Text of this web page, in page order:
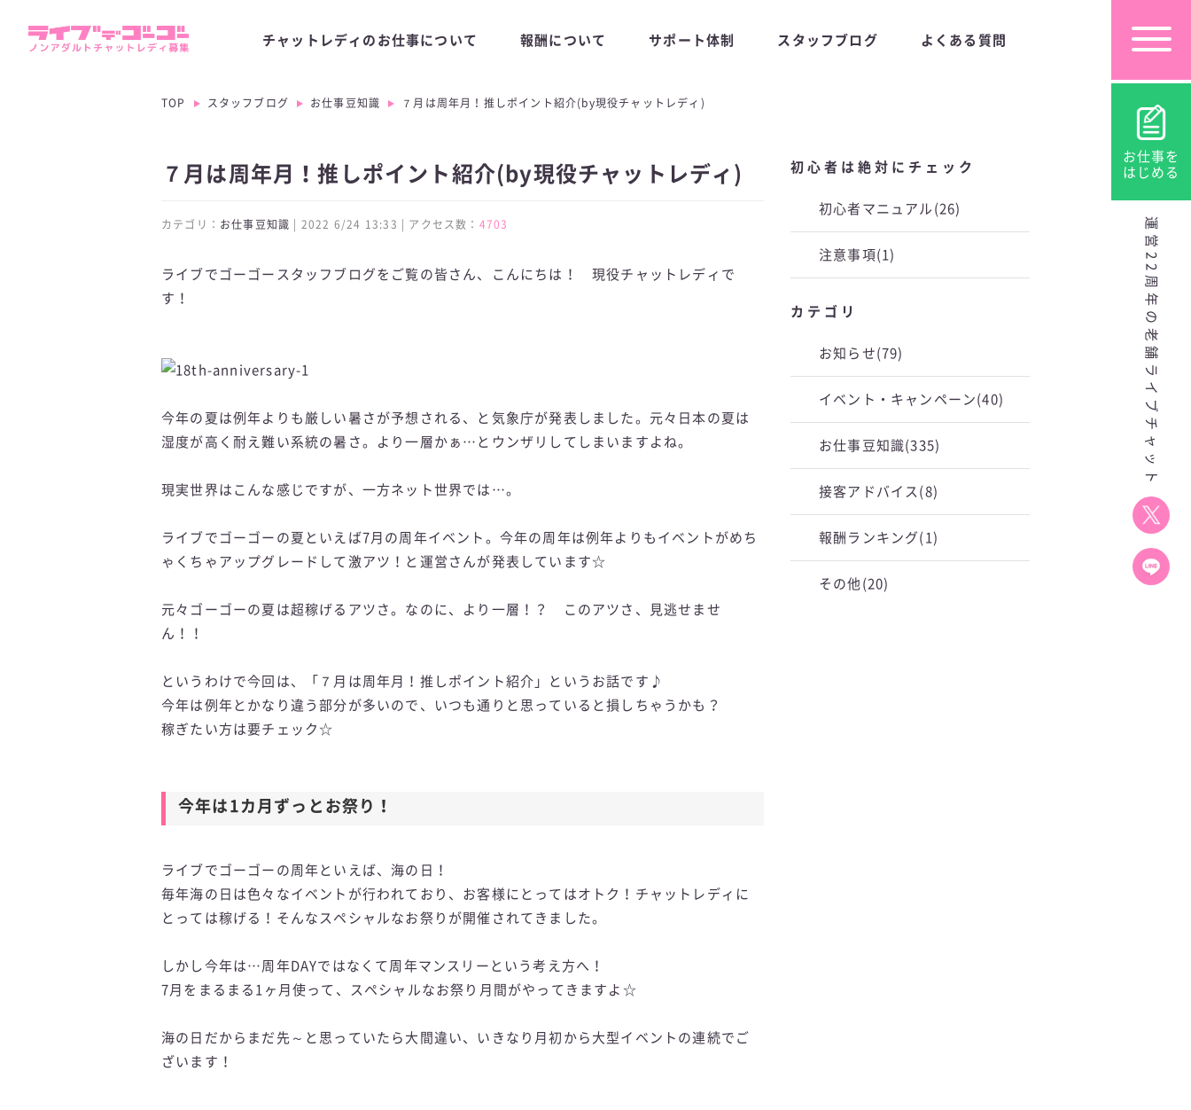
お仕事を
はじめる
運営22周年の老舗ライブチャット
チャットレディのお仕事について 報酬について サポート体制 スタッフブログ よくある質問
TOP スタッフブログ お仕事豆知識 ７月は周年月！推しポイント紹介(by現役チャットレディ)
７月は周年月！推しポイント紹介(by現役チャットレディ)
カテゴリ： お仕事豆知識 | 2022 6/24 13:33 | アクセス数： 4703
ライブでゴーゴースタッフブログをご覧の皆さん、こんにちは！ 現役チャットレディで
す！
今年の夏は例年よりも厳しい暑さが予想される、と気象庁が発表しました。元々日本の夏は
湿度が高く耐え難い系統の暑さ。より一層かぁ…とウンザリしてしまいますよね。
現実世界はこんな感じですが、一方ネット世界では…。
ライブでゴーゴーの夏といえば7月の周年イベント。今年の周年は例年よりもイベントがめち
ゃくちゃアップグレードして激アツ！と運営さんが発表しています☆
元々ゴーゴーの夏は超稼げるアツさ。なのに、より一層！？ このアツさ、見逃せませ
ん！！
というわけで今回は、「７月は周年月！推しポイント紹介」というお話です♪
今年は例年とかなり違う部分が多いので、いつも通りと思っていると損しちゃうかも？
稼ぎたい方は要チェック☆
今年は1カ月ずっとお祭り！
ライブでゴーゴーの周年といえば、海の日！
毎年海の日は色々なイベントが行われており、お客様にとってはオトク！チャットレディに
とっては稼げる！そんなスペシャルなお祭りが開催されてきました。
しかし今年は…周年DAYではなくて周年マンスリーという考え方へ！
7月をまるまる1ヶ月使って、スペシャルなお祭り月間がやってきますよ☆
海の日だからまだ先～と思っていたら大間違い、いきなり月初から大型イベントの連続でご
ざいます！
初心者は絶対にチェック
初心者マニュアル (26)
注意事項 (1)
カテゴリ
お知らせ (79)
イベント・キャンペーン (40)
お仕事豆知識(335)
接客アドバイス (8)
報酬ランキング (1)
その他 (20)